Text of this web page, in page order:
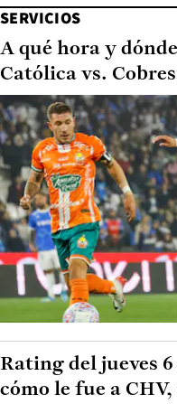
SERVICIOS
A qué hora y
Católica vs.
Rating del jueves
cómo le fue a